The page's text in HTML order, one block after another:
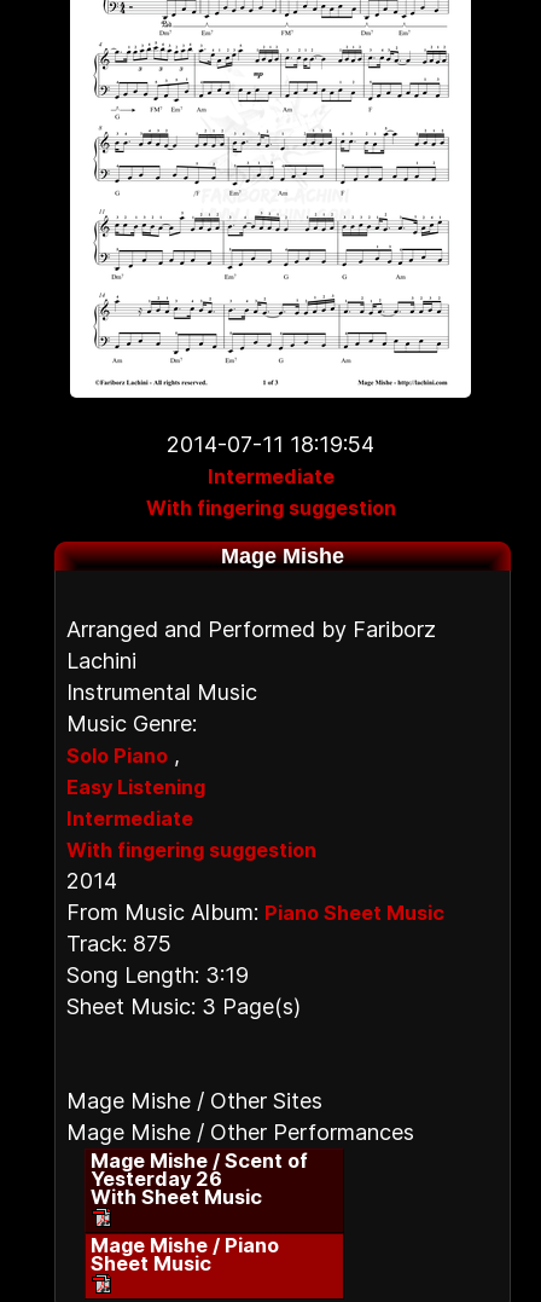
2014-07-11 18:19:54
Intermediate
With fingering suggestion
Mage Mishe
Arranged and Performed by Fariborz
Lachini
Instrumental Music
Music Genre:
Solo Piano ,
Easy Listening
Intermediate
With fingering suggestion
2014
From Music Album: Piano Sheet Music
Track: 875
Song Length: 3:19
Sheet Music: 3 Page(s)
Mage Mishe / Other Sites
Mage Mishe / Other Performances
Mage Mishe / Scent of
Yesterday 26
With Sheet Music
Mage Mishe / Piano
Sheet Music